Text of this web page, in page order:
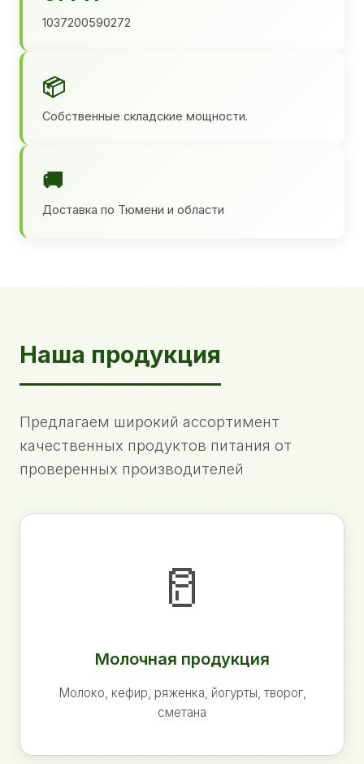
1037200590272
📦
Собственные складские мощности.
🚚
Доставка по Тюмени и области
Наша продукция
Предлагаем широкий ассортимент
качественных продуктов питания от
проверенных производителей
🥛
Молочная продукция
Молоко, кефир, ряженка, йогурты, творог,
сметана